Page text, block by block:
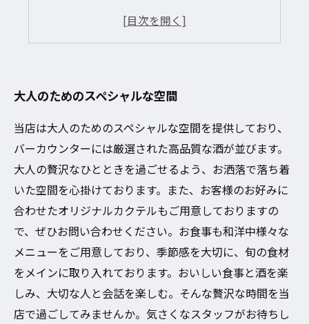
初心者でも楽しめるダーツの遊び方
大人のためのスペシャルな空間
当店は大人のためのスペシャルな空間を提供しており、
バーカウンターには厳選された高品質な酒が並びます。
大人の贅沢なひとときを過ごせるよう、お洒落で落ち着
いた空間を心掛けております。また、お客様のお好みに
合わせたオリジナルカクテルもご用意しておりますの
で、ぜひお問い合わせください。お食事も和洋中様々な
メニューをご用意しており、季節感を大切に、旬の食材
をメインに取り入れております。おいしい食事と酒を楽
しみ、大切な人と会話を楽しむ。そんな贅沢な時間を当
店で過ごしてみませんか。気さくなスタッフがお待ちし